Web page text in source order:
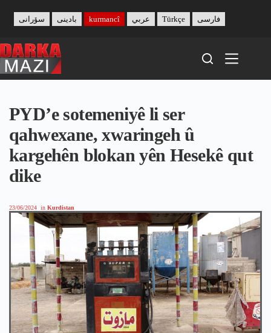
content
بادینی سۆرانی kurmancî عربي Türkçe فارسی
PYD’e sotemeniyê li ser
qahwexane, xwaringeh û
kargehên blokan yên Hesekê qut
dike
23/06/2024 in Kurdistan